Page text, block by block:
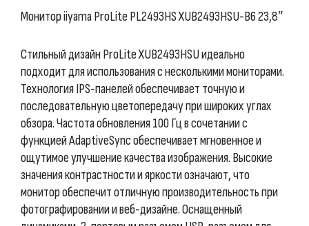
Монитор iiyama ProLite PL2493HS XUB2493HSU-B6 23,8″
Стильный дизайн ProLite XUB2493HSU идеально
подходит для использования с несколькими мониторами.
Технология IPS-панелей обеспечивает точную и
последовательную цветопередачу при широких углах
обзора. Частота обновления 100 Гц в сочетании с
функцией AdaptiveSync обеспечивает мгновенное и
ощутимое улучшение качества изображения. Высокие
значения контрастности и яркости означают, что
монитор обеспечит отличную производительность при
фотографировании и веб-дизайне. Оснащенный